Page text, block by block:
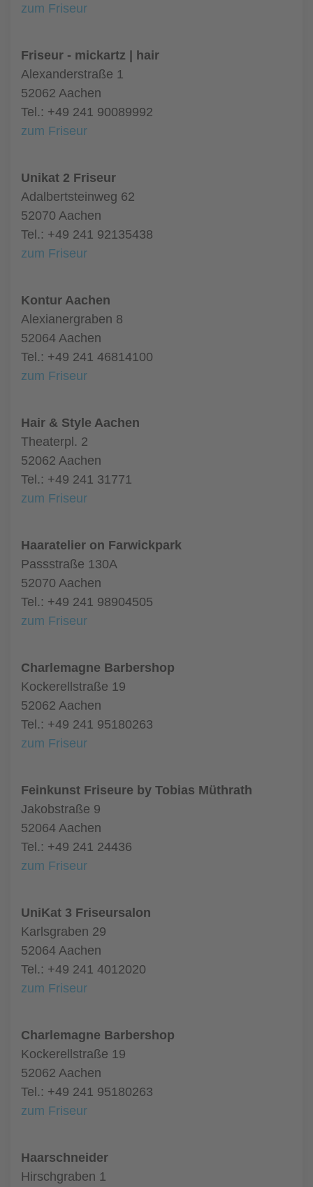
zum Friseur
Friseur - mickartz | hair
Alexanderstraße 1
52062 Aachen
Tel.: +49 241 90089992
zum Friseur
Unikat 2 Friseur
Adalbertsteinweg 62
52070 Aachen
Tel.: +49 241 92135438
zum Friseur
Kontur Aachen
Alexianergraben 8
52064 Aachen
Tel.: +49 241 46814100
zum Friseur
Hair & Style Aachen
Theaterpl. 2
52062 Aachen
Tel.: +49 241 31771
zum Friseur
Haaratelier on Farwickpark
Passstraße 130A
52070 Aachen
Tel.: +49 241 98904505
zum Friseur
Charlemagne Barbershop
Kockerellstraße 19
52062 Aachen
Tel.: +49 241 95180263
zum Friseur
Feinkunst Friseure by Tobias Müthrath
Jakobstraße 9
52064 Aachen
Tel.: +49 241 24436
zum Friseur
UniKat 3 Friseursalon
Karlsgraben 29
52064 Aachen
Tel.: +49 241 4012020
zum Friseur
Charlemagne Barbershop
Kockerellstraße 19
52062 Aachen
Tel.: +49 241 95180263
zum Friseur
Haarschneider
Hirschgraben 1